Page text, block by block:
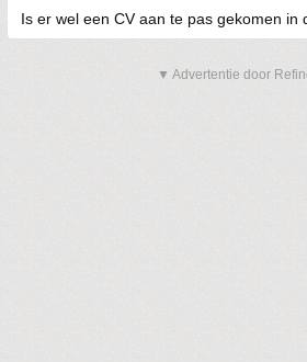
Is er wel een CV aan te pas gekomen in
▼ Advertentie door